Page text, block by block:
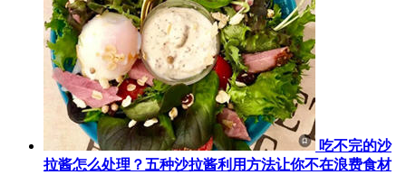
吃不完的沙
拉酱怎么处理？五种沙拉酱利用方法让你不在浪费食材